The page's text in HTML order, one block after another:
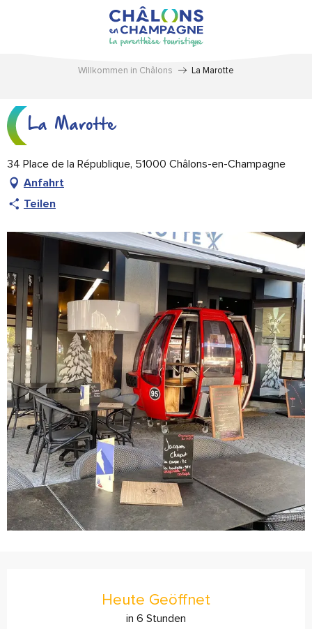
Willkommen in Châlons La Marotte
La Marotte
34 Place de la République, 51000 Châlons-en-Champagne
Anfahrt
Teilen
Heute Geöffnet
in 6 Stunden